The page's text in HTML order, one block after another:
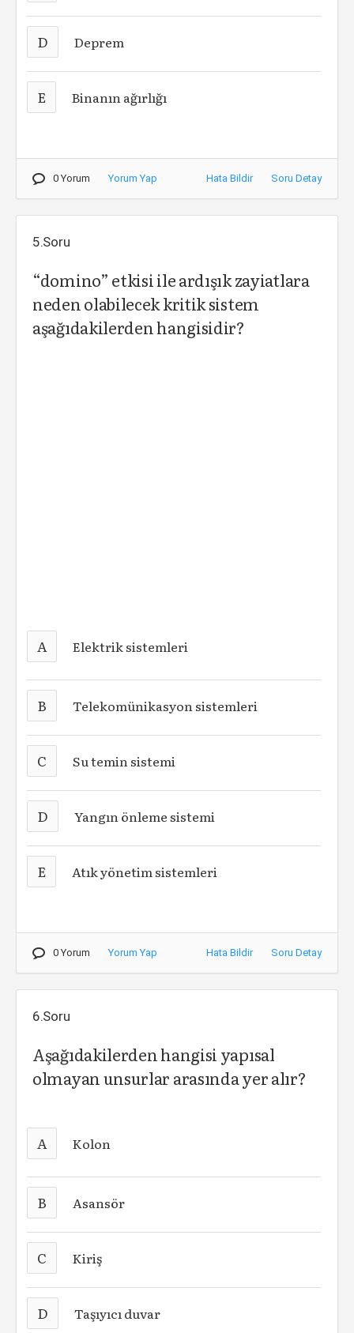
D Deprem
E Binanın ağırlığı
0 Yorum Yorum Yap Hata Bildir Soru Detay
5.Soru
“domino” etkisi ile ardışık zayiatlara
neden olabilecek kritik sistem
aşağıdakilerden hangisidir?
A Elektrik sistemleri
B Telekomünikasyon sistemleri
C Su temin sistemi
D Yangın önleme sistemi
E Atık yönetim sistemleri
0 Yorum Yorum Yap Hata Bildir Soru Detay
6.Soru
Aşağıdakilerden hangisi yapısal
olmayan unsurlar arasında yer alır?
A Kolon
B Asansör
C Kiriş
D Taşıyıcı duvar